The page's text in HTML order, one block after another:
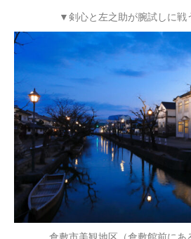
▼剣心と左之助が腕試しに戦